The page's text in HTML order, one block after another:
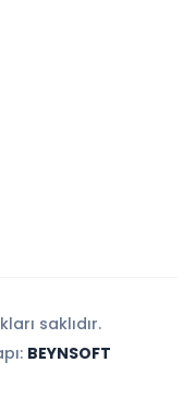
saklıdır.
BEYNSOFT